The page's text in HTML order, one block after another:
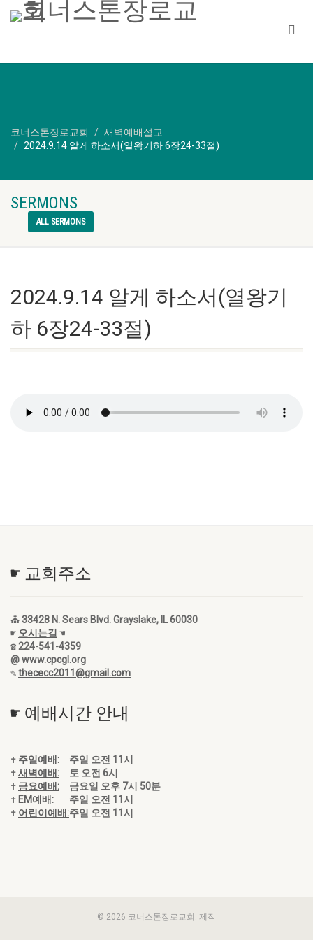
코너스톤장로교회
새벽예배설교
2024.9.14 알게 하소서(열왕기하 6장24-33절)
SERMONS
ALL SERMONS
2024.9.14 알게 하소서(열왕기
하 6장24-33절)
☛ 교회주소
⛪ 33428 N. Sears Blvd. Grayslake, IL 60030
☛ 오시는길 ☚
☎ 224-541-4359
@ www.cpcgl.org
✎thececc2011@gmail.com
☛ 예배시간 안내
✝ 주일예배:
주일 오전 11시
✝새벽예배:
토 오전 6시
✝ 금요예배:
금요일 오후 7시 50분
✝ EM예배:
주일 오전 11시
✝ 어린이예배:주일 오전 11시
© 2026 코너스톤장로교회. 제작